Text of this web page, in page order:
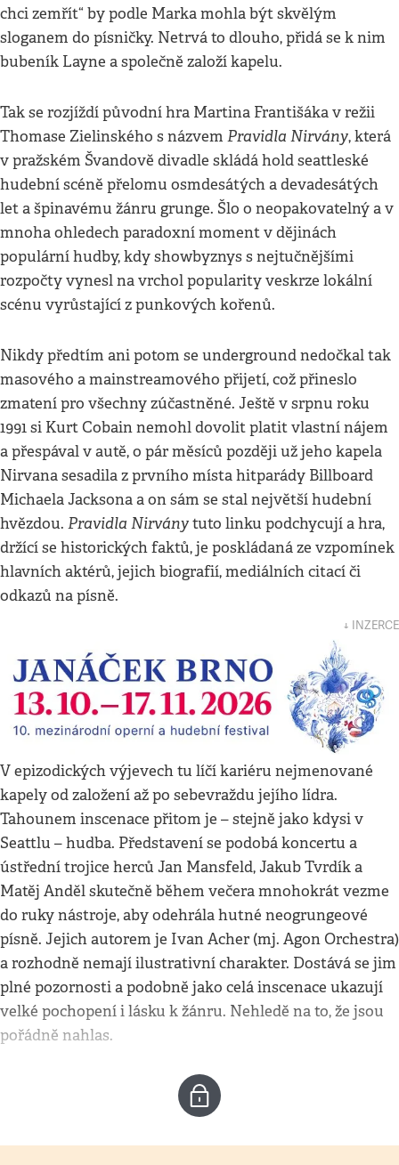
chci zemřít“ by podle Marka mohla být skvělým
sloganem do písničky. Netrvá to dlouho, přidá se k nim
bubeník Layne a společně založí kapelu.
Tak se rozjíždí původní hra Martina Františáka v režii
Thomase Zielinského s názvem Pravidla Nirvány, která
v pražském Švandově divadle skládá hold seattleské
hudební scéně přelomu osmdesátých a devadesátých
let a špinavému žánru grunge. Šlo o neopakovatelný a v
mnoha ohledech paradoxní moment v dějinách
populární hudby, kdy showbyznys s nejtučnějšími
rozpočty vynesl na vrchol popularity veskrze lokální
scénu vyrůstající z punkových kořenů.
Nikdy předtím ani potom se underground nedočkal tak
masového a mainstreamového přijetí, což přineslo
zmatení pro všechny zúčastněné. Ještě v srpnu roku
1991 si Kurt Cobain nemohl dovolit platit vlastní nájem
a přespával v autě, o pár měsíců později už jeho kapela
Nirvana sesadila z prvního místa hitparády Billboard
Michaela Jacksona a on sám se stal největší hudební
hvězdou. Pravidla Nirványtuto linku podchycují a hra,
držící se historických faktů, je poskládaná ze vzpomínek
hlavních aktérů, jejich biografií, mediálních citací či
odkazů na písně.
↓ INZERCE
V epizodických výjevech tu líčí kariéru nejmenované
kapely od založení až po sebevraždu jejího lídra.
Tahounem inscenace přitom je – stejně jako kdysi v
Seattlu – hudba. Představení se podobá koncertu a
ústřední trojice herců Jan Mansfeld, Jakub Tvrdík a
Matěj Anděl skutečně během večera mnohokrát vezme
do ruky nástroje, aby odehrála hutné neogrungeové
písně. Jejich autorem je Ivan Acher (mj. Agon Orchestra)
a rozhodně nemají ilustrativní charakter. Dostává se jim
plné pozornosti a podobně jako celá inscenace ukazují
velké pochopení i lásku k žánru. Nehledě na to, že jsou
pořádně nahlas.